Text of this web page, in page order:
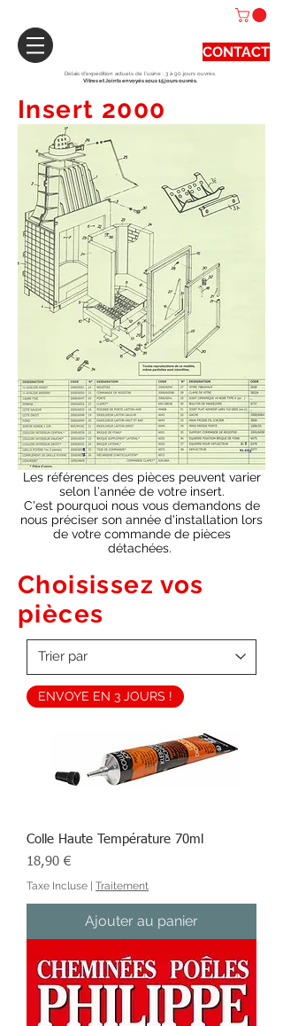
CONTACT
Délais d'expédition actuels de l'usine : 3 à 90 jours ouvrés.
Vitres et Joints envoyés sous 15 jours ouvrés.
Insert 2000
Les références des pièces peuvent varier
selon l'année de votre insert.
C'est pourquoi nous vous demandons de
nous préciser son année d'installation lors
de votre commande de pièces
détachées.
Choisissez vos
pièces
ENVOYE EN 3 JOURS !
Colle Haute Température 70ml
Prix
18,90 €
Taxe Incluse Traitement
Ajouter au panier